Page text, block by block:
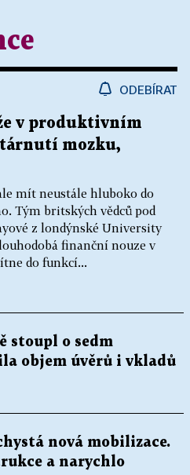
ODEBÍRAT
v produktivním
mozku,
mít neustále hluboko do
Tým britských vědců pod
z londýnské University
finanční nouze v
do funkcí...
stoupl o sedm
objem úvěrů i vkladů
nová mobilizace.
a narychlo